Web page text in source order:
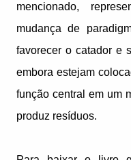
mencionado,
mudança de
favorecer o catador e
embora estejam
função central em um
produz resíduos.